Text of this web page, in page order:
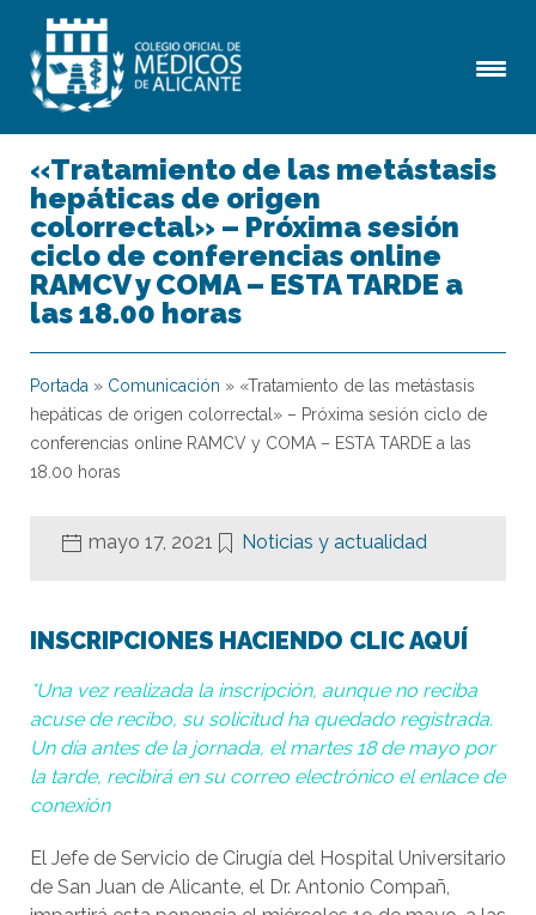
«Tratamiento de las metástasis
hepáticas de origen
colorrectal» – Próxima sesión
ciclo de conferencias online
RAMCV y COMA – ESTA TARDE a
las 18.00 horas
Portada » Comunicación » «Tratamiento de las metástasis
hepáticas de origen colorrectal» – Próxima sesión ciclo de
conferencias online RAMCV y COMA – ESTA TARDE a las
18.00 horas
mayo 17, 2021 Noticias y actualidad
INSCRIPCIONES HACIENDO CLIC AQUÍ
*Una vez realizada la inscripción, aunque no reciba
acuse de recibo, su solicitud ha quedado registrada.
Un día antes de la jornada, el martes 18 de mayo por
la tarde, recibirá en su correo electrónico el enlace de
conexión
El Jefe de Servicio de Cirugía del Hospital Universitario
de San Juan de Alicante, el Dr. Antonio Compañ,